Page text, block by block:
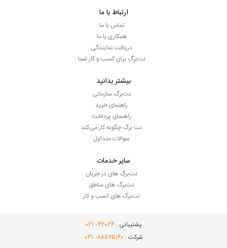
ارتباط با ما
تماس با ما
همکاری با ما
دریافت نمایندگی
نت‌برگ برای کسب و کار شما
بیشتر بدانید
نت‌برگ سازمانی
راهنمای خرید
راهنمای پرداخت
نت برگ چگونه کار می‌کند
سوالات متداول
سایر خدمات
نت‌برگ های در جریان
نت‌برگ های مناطق
نت‌برگ های کسب و کار
پشتیبانی : ۴۲۰۲۴- ۰۲۱
شرکت : ۸۸۵۷۵۱۶۰- ۰۲۱